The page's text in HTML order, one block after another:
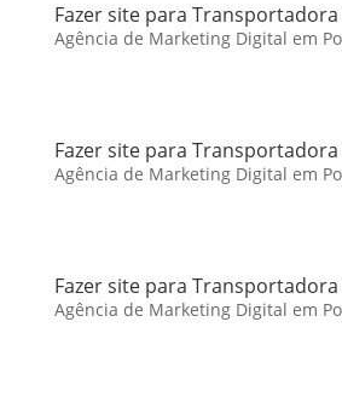
Fazer site para
Agência de Marketing Digital em
Fazer site para Transportadora
Agência de Marketing Digital em
Fazer site para
Agência de Marketing Digital em